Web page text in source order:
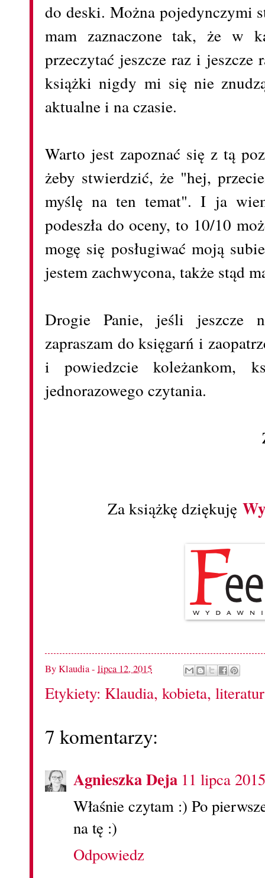
do deski. Można pojedynczymi
mam zaznaczone tak, że w
przeczytać jeszcze raz i
książki nigdy mi się nie
aktualne i na czasie.
Warto jest zapoznać się z tą
żeby stwierdzić, że "hej,
myślę na ten temat". I ja
podeszła do oceny, to 10/10
mogę się posługiwać moją
jestem zachwycona, także stąd
Drogie Panie, jeśli jeszcze
zapraszam do księgarń i
i powiedzcie koleżankom,
jednorazowego czytania.
Za książkę dziękuję
ByKlaudia- lipca 12, 2015
Etykiety: Klaudia, kobieta,
7 komentarzy:
Agnieszka Deja 11 lipca
Właśnie czytam :) Po
na tę :)
Odpowiedz